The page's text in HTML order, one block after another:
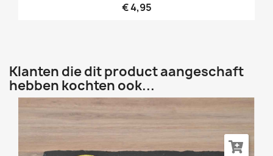
€ 4,95
Klanten die dit product aangeschaft
hebben kochten ook...